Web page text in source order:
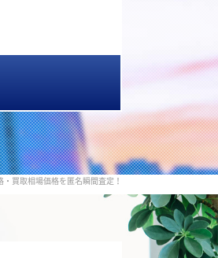
買取相場価格を匿名瞬間査定！